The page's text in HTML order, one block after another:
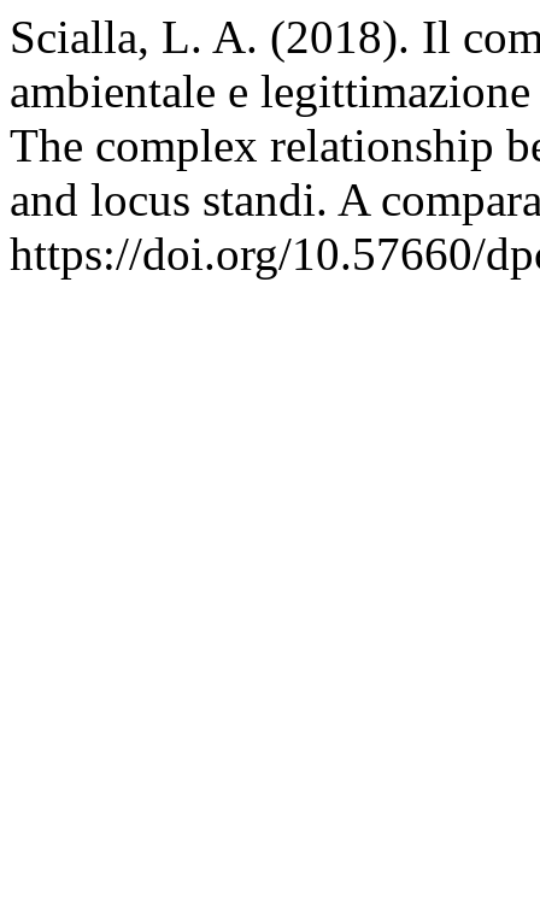
Scialla, L. A. (2018). Il
ambientale e
The complex relationship
and locus standi. A
https://doi.org/10.57660/